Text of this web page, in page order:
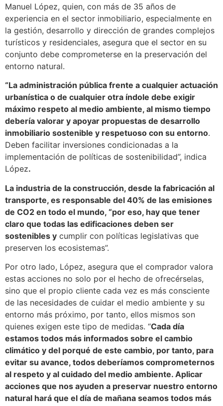
Manuel López, quien, con más de 35 años de
experiencia en el sector inmobiliario, especialmente en
la gestión, desarrollo y dirección de grandes complejos
turísticos y residenciales, asegura que el sector en su
conjunto debe comprometerse en la preservación del
entorno natural.
“La administración pública frente a cualquier actuación
urbanística o de cualquier otra índole debe exigir
máximo respeto al medio ambiente, al mismo tiempo
debería valorar y apoyar propuestas de desarrollo
inmobiliario sostenible y respetuoso con su entorno.
Deben facilitar inversiones condicionadas a la
implementación de políticas de sostenibilidad”, indica
López.
La industria de la construcción, desde la fabricación al
transporte, es responsable del 40% de las emisiones
de CO2 en todo el mundo, “por eso, hay que tener
claro que todas las edificaciones deben ser
sostenibles y cumplir con políticas legislativas que
preserven los ecosistemas”.
Por otro lado, López, asegura que el comprador valora
estas acciones no solo por el hecho de ofrecérselas,
sino que el propio cliente cada vez es más consciente
de las necesidades de cuidar el medio ambiente y su
entorno más próximo, por tanto, ellos mismos son
quienes exigen este tipo de medidas. “Cada día
estamos todos más informados sobre el cambio
climático y del porqué de este cambio, por tanto, para
evitar su avance, todos deberíamos comprometernos
al respeto y al cuidado del medio ambiente. Aplicar
acciones que nos ayuden a preservar nuestro entorno
natural hará que el día de mañana seamos todos más